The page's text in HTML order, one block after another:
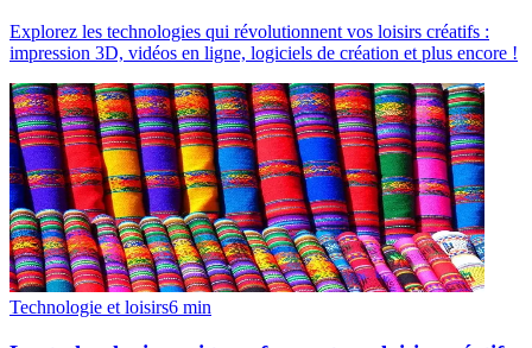
Explorez les technologies qui révolutionnent vos loisirs créatifs :
impression 3D, vidéos en ligne, logiciels de création et plus encore !
Technologie et loisirs6 min